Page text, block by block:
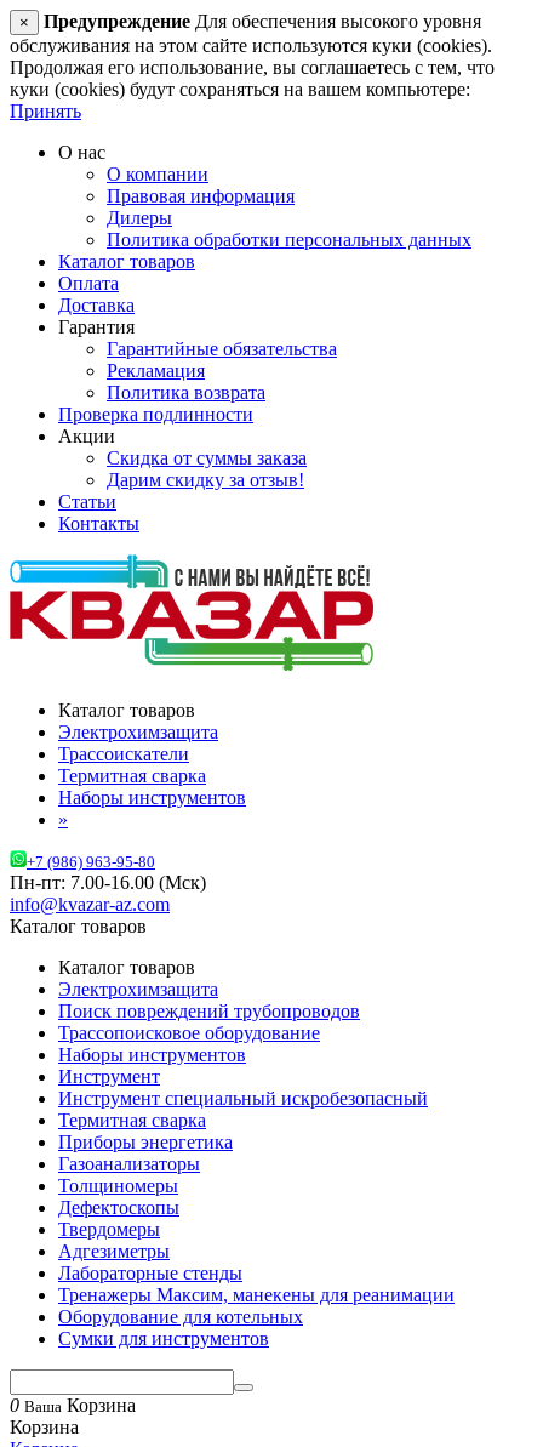
× Предупреждение Для обеспечения высокого уровня
обслуживания на этом сайте используются куки (cookies).
Продолжая его использование, вы соглашаетесь с тем, что
куки (cookies) будут сохраняться на вашем компьютере:
Принять
О нас
О компании
Правовая информация
Дилеры
Политика обработки персональных данных
Каталог товаров
Оплата
Доставка
Гарантия
Гарантийные обязательства
Рекламация
Политика возврата
Проверка подлинности
Акции
Скидка от суммы заказа
Дарим скидку за отзыв!
Статьи
Контакты
Каталог товаров
Электрохимзащита
Трассоискатели
Термитная сварка
Наборы инструментов
»
+7 (986) 963-95-80
Пн-пт: 7.00-16.00 (Мск)
info@kvazar-az.com
Каталог товаров
Каталог товаров
Электрохимзащита
Поиск повреждений трубопроводов
Трассопоисковое оборудование
Наборы инструментов
Инструмент
Инструмент специальный искробезопасный
Термитная сварка
Приборы энергетика
Газоанализаторы
Толщиномеры
Дефектоскопы
Твердомеры
Адгезиметры
Лабораторные стенды
Тренажеры Максим, манекены для реанимации
Оборудование для котельных
Сумки для инструментов
0 Ваша Корзина
Корзина